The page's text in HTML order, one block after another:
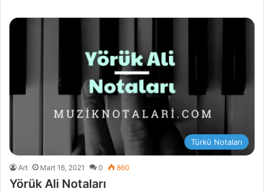
Türkü Notaları
Art Mart 16, 2021 0 860
Yörük Ali Notaları